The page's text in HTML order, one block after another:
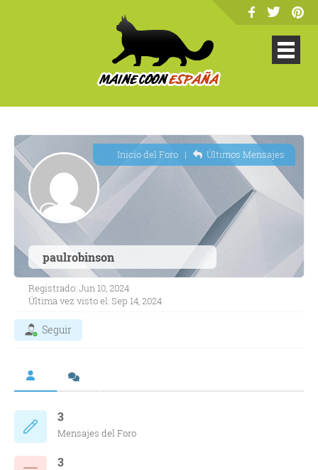
paulrobinson
Inicio del Foro| Últimos Mensajes
Registrado: Jun 10, 2024
Última vez visto el: Sep 14, 2024
Seguir
3
Mensajes del Foro
3